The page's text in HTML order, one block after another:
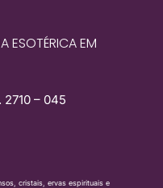
ESOTÉRICA EM
– 045
cristais, ervas espirituais e